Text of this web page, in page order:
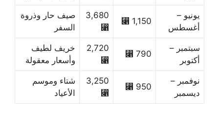
يونيو –
أغسطس
1,150 ⃁
3,680
⃁
صيف حار وذروة
السفر
سبتمبر –
أكتوبر
790 ⃁
2,720
⃁
خريف لطيف
وأسعار معقولة
نوفمبر –
ديسمبر
950 ⃁
3,250
⃁
شتاء وموسم
الأعياد